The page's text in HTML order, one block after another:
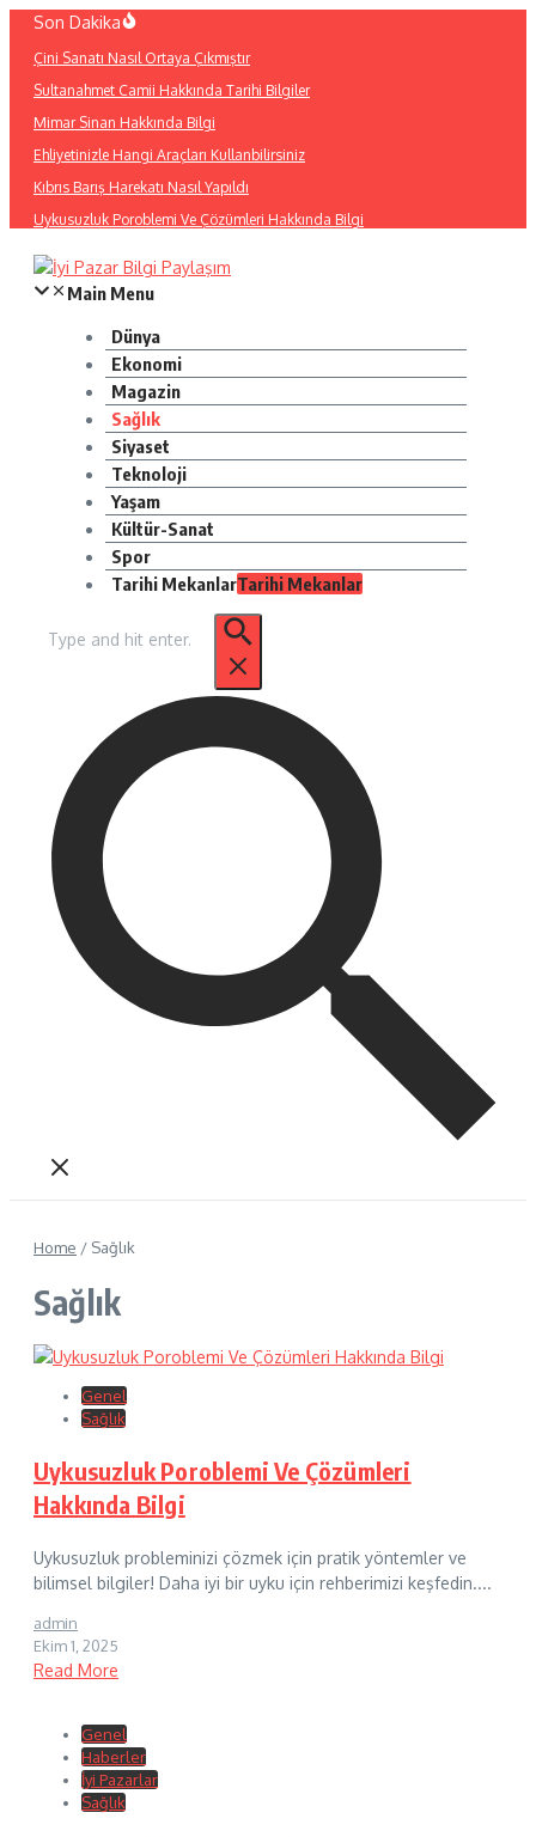
İçeriğe
Son Dakika
Çini Sanatı Nasıl Ortaya Çıkmıştır
Sultanahmet Camii Hakkında Tarihi Bilgiler
Mimar Sinan Hakkında Bilgi
Ehliyetinizle Hangi Araçları Kullanbilirsiniz
Kıbrıs Barış Harekatı Nasıl Yapıldı
Uykusuzluk Poroblemi Ve Çözümleri Hakkında Bilgi
Main Menu
Dünya
Ekonomi
Magazin
Sağlık
Siyaset
Teknoloji
Yaşam
Kültür-Sanat
Spor
Tarihi MekanlarTarihi Mekanlar
Home / Sağlık
Sağlık
Genel
Sağlık
Uykusuzluk Poroblemi Ve Çözümleri
Hakkında Bilgi
Uykusuzluk probleminizi çözmek için pratik yöntemler ve
bilimsel bilgiler! Daha iyi bir uyku için rehberimizi keşfedin....
admin
Ekim 1, 2025
Read More
Genel
Haberler
İyi Pazarlar
Sağlık